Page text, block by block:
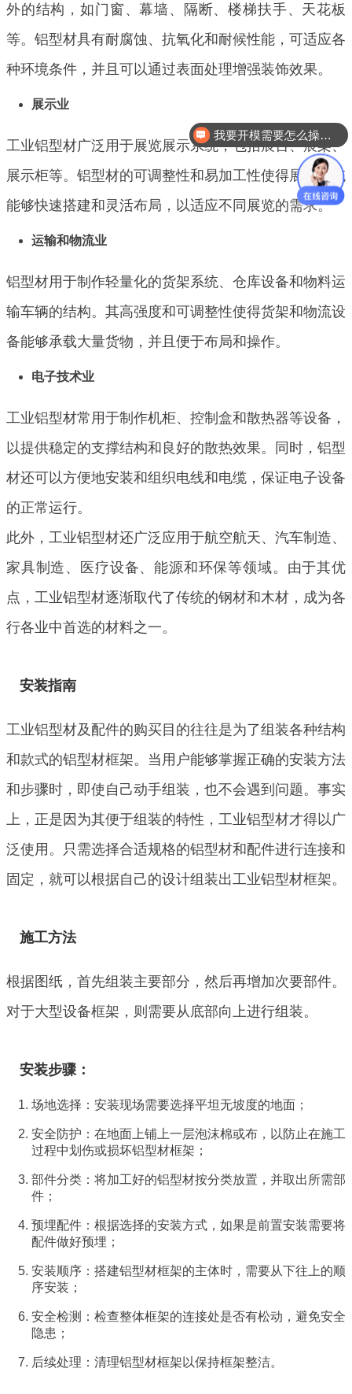
外的结构，如门窗、幕墙、隔断、楼梯扶手、天花板
等。铝型材具有耐腐蚀、抗氧化和耐候性能，可适应各
种环境条件，并且可以通过表面处理增强装饰效果。
展示业
工业铝型材广泛用于展览展示系统，包括展台、展架、
展示柜等。铝型材的可调整性和易加工性使得展示系统
能够快速搭建和灵活布局，以适应不同展览的需求。
运输和物流业
铝型材用于制作轻量化的货架系统、仓库设备和物料运
输车辆的结构。其高强度和可调整性使得货架和物流设
备能够承载大量货物，并且便于布局和操作。
电子技术业
工业铝型材常用于制作机柜、控制盒和散热器等设备，
以提供稳定的支撑结构和良好的散热效果。同时，铝型
材还可以方便地安装和组织电线和电缆，保证电子设备
的正常运行。
此外，工业铝型材还广泛应用于航空航天、汽车制造、
家具制造、医疗设备、能源和环保等领域。由于其优
点，工业铝型材逐渐取代了传统的钢材和木材，成为各
行各业中首选的材料之一。
安装指南
工业铝型材及配件的购买目的往往是为了组装各种结构
和款式的铝型材框架。当用户能够掌握正确的安装方法
和步骤时，即使自己动手组装，也不会遇到问题。事实
上，正是因为其便于组装的特性，工业铝型材才得以广
泛使用。只需选择合适规格的铝型材和配件进行连接和
固定，就可以根据自己的设计组装出工业铝型材框架。
施工方法
根据图纸，首先组装主要部分，然后再增加次要部件。
对于大型设备框架，则需要从底部向上进行组装。
安装步骤：
场地选择：安装现场需要选择平坦无坡度的地面；
安全防护：在地面上铺上一层泡沫棉或布，以防止在施工
过程中划伤或损坏铝型材框架；
部件分类：将加工好的铝型材按分类放置，并取出所需部
件；
预埋配件：根据选择的安装方式，如果是前置安装需要将
配件做好预埋；
安装顺序：搭建铝型材框架的主体时，需要从下往上的顺
序安装；
安全检测：检查整体框架的连接处是否有松动，避免安全
隐患；
后续处理：清理铝型材框架以保持框架整洁。
我要开模需要怎么操作？